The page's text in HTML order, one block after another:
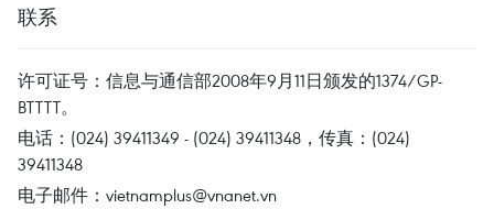
联系
许可证号：信息与通信部2008年9月11日颁发的1374/GP-
BTTTT。
电话：(024) 39411349 - (024) 39411348，传真：(024)
39411348
电子邮件： vietnamplus@vnanet.vn